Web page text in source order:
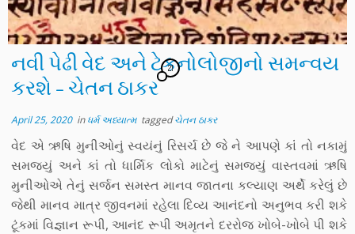
નવી પેઢી વેદ અને ટેકનોલોજીનો સમન્વય
કરશે – ચેતન ઠાકર
21
April 25, 2020inધર્મ અધ્યાત્મ taggedચેતન ઠાકર
વેદ એ ઋષિ મુનીઓનું સ્વયંનું રિસર્ચ છે જે ને આપણે કાંં તો નકામું
સમજયું અને કાંં તો ધાર્મિક લોકો માટેનું સમજયું વાસ્તવમાં ઋષિ
મુનીઓએ તેનું સર્જન સમસ્ત માનવ જાતના કલ્યાણ અર્થે કરેલું છે
જેથી માનવ માત્ર જીવનમાં રહેલા દિવ્ય આનંદનો અનુભવ કરી શકે
ટૂંકમાં વિજ્ઞાન રૂપી, આનંદ રૂપી અમૃતને દરરોજ ખોબે-ખોબે પી શકે